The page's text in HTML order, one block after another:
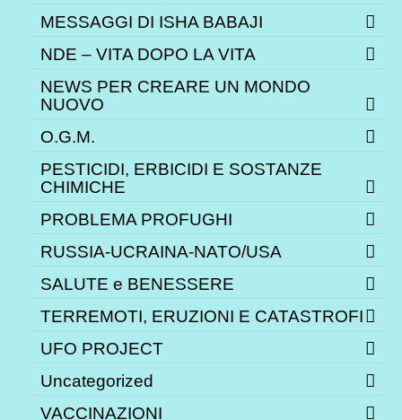
MESSAGGI DI ISHA BABAJI
NDE – VITA DOPO LA VITA
NEWS PER CREARE UN MONDO
NUOVO
O.G.M.
PESTICIDI, ERBICIDI E SOSTANZE
CHIMICHE
PROBLEMA PROFUGHI
RUSSIA-UCRAINA-NATO/USA
SALUTE e BENESSERE
TERREMOTI, ERUZIONI E CATASTROFI
UFO PROJECT
Uncategorized
VACCINAZIONI